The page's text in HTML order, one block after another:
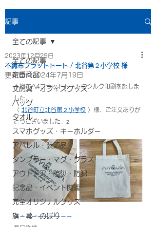
記事
全ての記事
定番商品
文房具・オフィスグッズ
バッグ
タオル
スマホグッズ・キーホルダー
アパレル・装飾品
タンブラー・マグ・グラス
アウトドア・防災・防犯
記念品・イベント関連
完全オリジナルグッズ
旗・幕・のぼり
全ての記事
不織布フラットトート / 北谷第２小学校 様
2023年12月29日
更新日：2024年7月19日
不織布A4フラットトートにシルク印刷を施しま
した。
〈 北谷町立北谷第２小学校 〉様、ご注文ありが
とうございました。z
ーーーーーーーーーー